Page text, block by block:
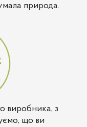
природа.
виробника, з
що ви